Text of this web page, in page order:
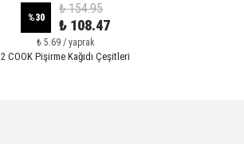
%30
₺ 154.95
₺ 108.47
₺ 5.69 / yaprak
2 COOK Pişirme Kağıdı Çeşitleri